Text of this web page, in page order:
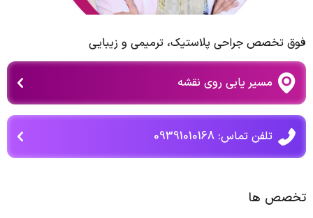
فوق تخصص جراحی پلاستیك، ترمیمی و زیبایی
مسیر یابی روی نقشه
تلفن تماس: 09391010168
تخصص ها